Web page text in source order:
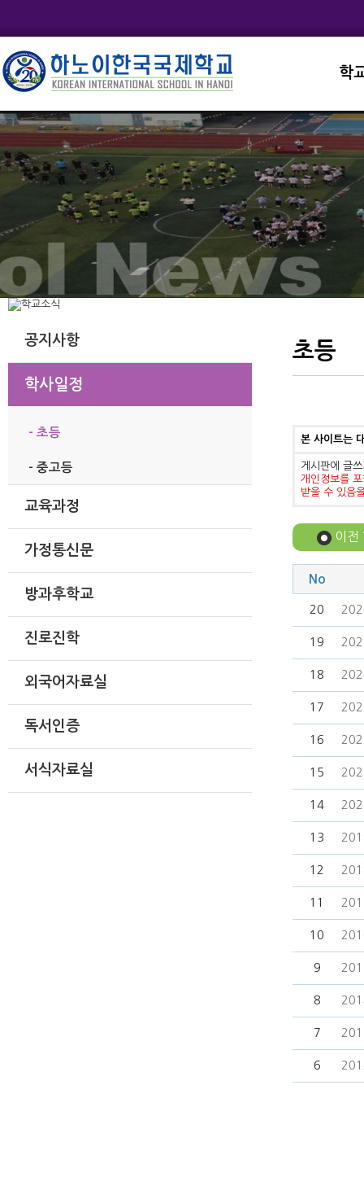
학
학
학
학
공지사항
학사일정
- 초등
- 중고등
교육과정
가정통신문
방과후학교
진로진학
외국어자료실
독서인증
서식자료실
초등
본 사이트는
게시판에 글
개인정보를
받을 수 있음
이전
No
20
19
18
17
16
15
14
13
12
11
10
9
8
7
6